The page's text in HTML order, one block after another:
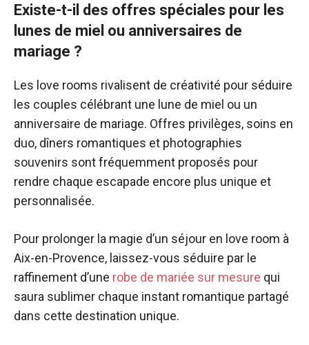
Existe-t-il des offres spéciales pour les
lunes de miel ou anniversaires de
mariage ?
Les love rooms rivalisent de créativité pour séduire
les couples célébrant une lune de miel ou un
anniversaire de mariage. Offres privilèges, soins en
duo, dîners romantiques et photographies
souvenirs sont fréquemment proposés pour
rendre chaque escapade encore plus unique et
personnalisée.
Pour prolonger la magie d’un séjour en love room à
Aix-en-Provence, laissez-vous séduire par le
raffinement d’une robe de mariée sur mesure qui
saura sublimer chaque instant romantique partagé
dans cette destination unique.